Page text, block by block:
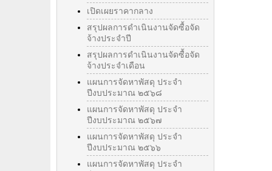
เปิดเผยราคากลาง
สรุปผลการดำเนินงานจัดซื้อจัด
จ้างประจำปี
สรุปผลการดำเนินงานจัดซื้อจัด
จ้างประจำเดือน
แผนการจัดหาพัสดุ ประจำ
ปีงบประมาณ ๒๕๖๘
แผนการจัดหาพัสดุ ประจำ
ปีงบประมาณ ๒๕๖๗
แผนการจัดหาพัสดุ ประจำ
ปีงบประมาณ ๒๕๖๖
แผนการจัดหาพัสดุ ประจำ